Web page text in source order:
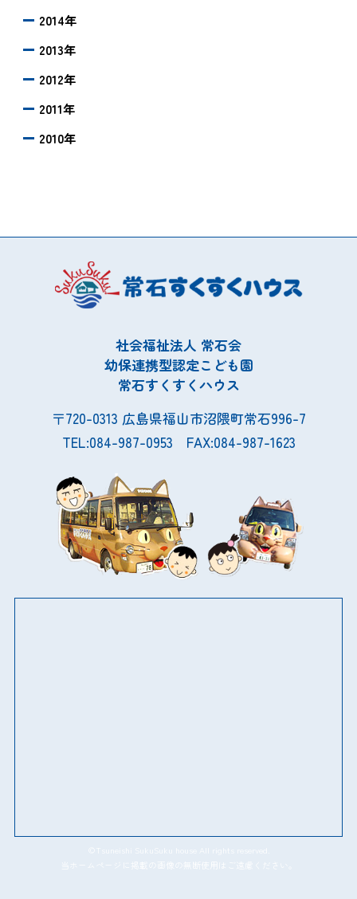
2014年
2013年
2012年
2011年
2010年
社会福祉法人 常石会
幼保連携型認定こども園
常石すくすくハウス
〒720-0313 広島県福山市沼隈町常石996-7
TEL:084-987-0953 FAX:084-987-1623
©Tsuneishi SukuSuku house All rights reserved.
当ホームページに掲載の画像の無断使用はご遠慮ください。